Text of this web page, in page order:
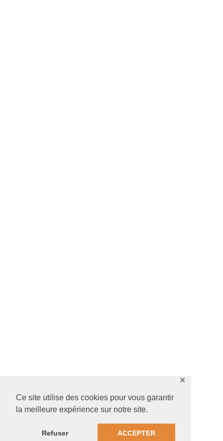
Ce site utilise des cookies pour vous garantir
la meilleure expérience sur notre site.
Refuser ACCEPTER
✕